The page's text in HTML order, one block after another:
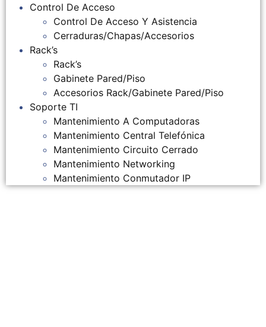
Control De Acceso
Control De Acceso Y Asistencia
Cerraduras/Chapas/Accesorios
Rack’s
Rack’s
Gabinete Pared/Piso
Accesorios Rack/Gabinete Pared/Piso
Soporte TI
Mantenimiento A Computadoras
Mantenimiento Central Telefónica
Mantenimiento Circuito Cerrado
Mantenimiento Networking
Mantenimiento Conmutador IP